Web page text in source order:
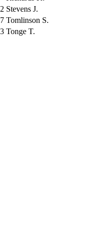
Stevens J.
Tomlinson S.
Tonge T.